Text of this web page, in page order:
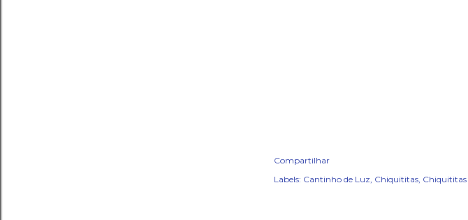
Compartilhar
Labels: Cantinho de Luz Chiquititas Chiquititas